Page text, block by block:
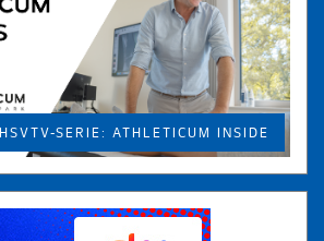
HSVTV-SERIE: ATHLETICUM INSIDE